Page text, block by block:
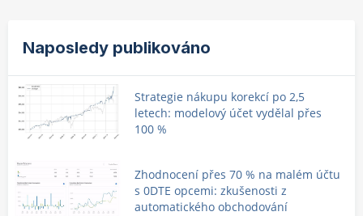
Naposledy publikováno
Strategie nákupu korekcí po 2,5
letech: modelový účet vydělal přes
100 %
Zhodnocení přes 70 % na malém účtu
s 0DTE opcemi: zkušenosti z
automatického obchodování